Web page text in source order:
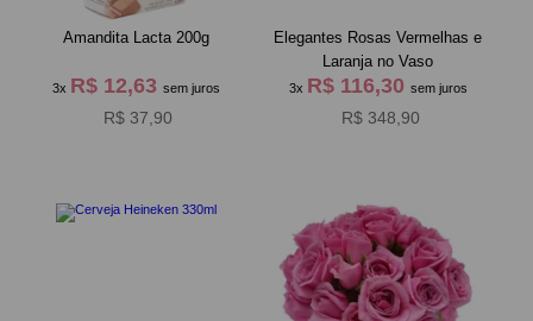
Amandita Lacta 200g
3x R$ 12,63 sem juros
R$ 37,90
Elegantes Rosas Vermelhas e
Laranja no Vaso
3x R$ 116,30 sem juros
R$ 348,90